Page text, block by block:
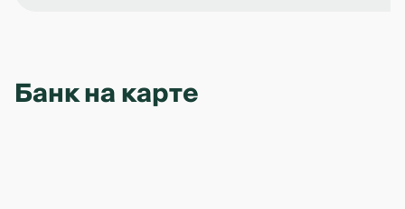
Банк на карте